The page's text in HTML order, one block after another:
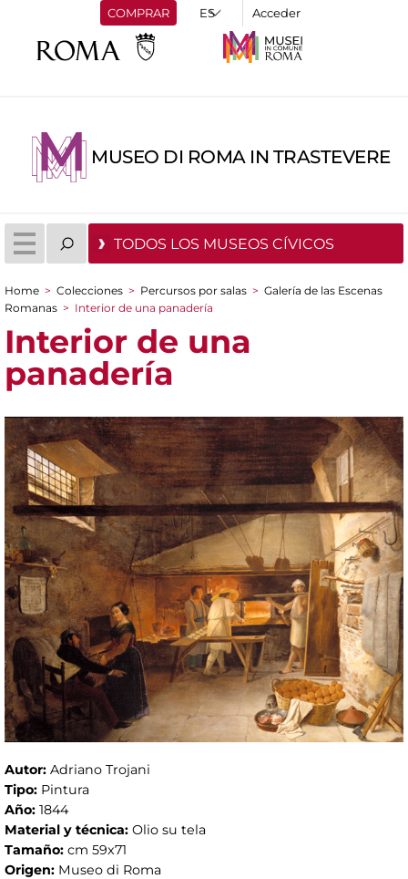
COMPRAR Acceder
MUSEO DI ROMA IN TRASTEVERE
TODOS LOS MUSEOS CÍVICOS
You are here
Home > Colecciones > Percursos por salas > Galería de las Escenas
Romanas > Interior de una panadería
Interior de una
panadería
Autor: Adriano Trojani
Tipo: Pintura
Año: 1844
Material y técnica: Olio su tela
Tamaño: cm 59x71
Origen: Museo di Roma